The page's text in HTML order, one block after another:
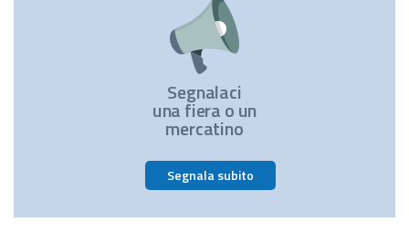
Segnalaci
una fiera o un
mercatino
Segnala subito